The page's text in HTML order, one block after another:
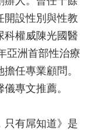
開設性別與性教
科權威陳光國醫
亞洲首部性治療
任專業顧問。
專文推薦。
只有屌知道》是